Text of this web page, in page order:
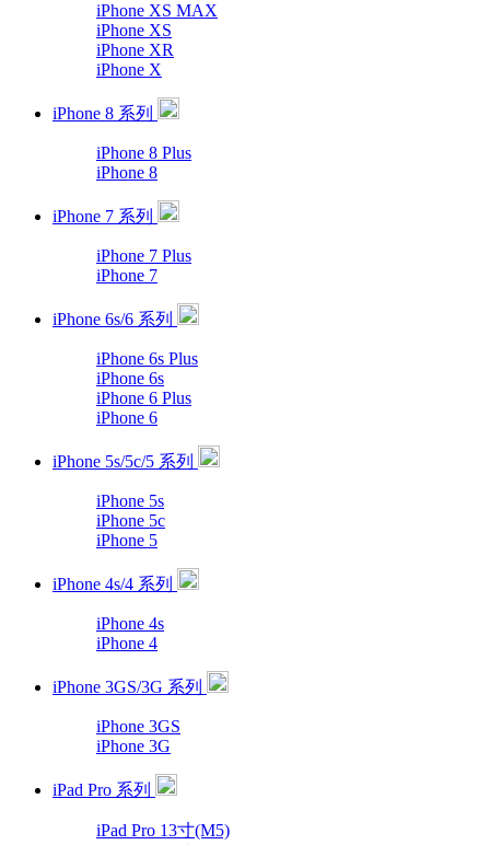
iPhone XS MAX
iPhone XS
iPhone XR
iPhone X
iPhone 8 系列
iPhone 8 Plus
iPhone 8
iPhone 7 系列
iPhone 7 Plus
iPhone 7
iPhone 6s/6 系列
iPhone 6s Plus
iPhone 6s
iPhone 6 Plus
iPhone 6
iPhone 5s/5c/5 系列
iPhone 5s
iPhone 5c
iPhone 5
iPhone 4s/4 系列
iPhone 4s
iPhone 4
iPhone 3GS/3G 系列
iPhone 3GS
iPhone 3G
iPad Pro 系列
iPad Pro 13寸(M5)